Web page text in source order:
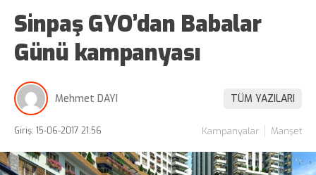
Sinpaş GYO’dan Babalar
Günü kampanyası
Mehmet DAYI TÜM YAZILARI
Giriş: 15-06-2017 21:56 Kampanyalar Manşet